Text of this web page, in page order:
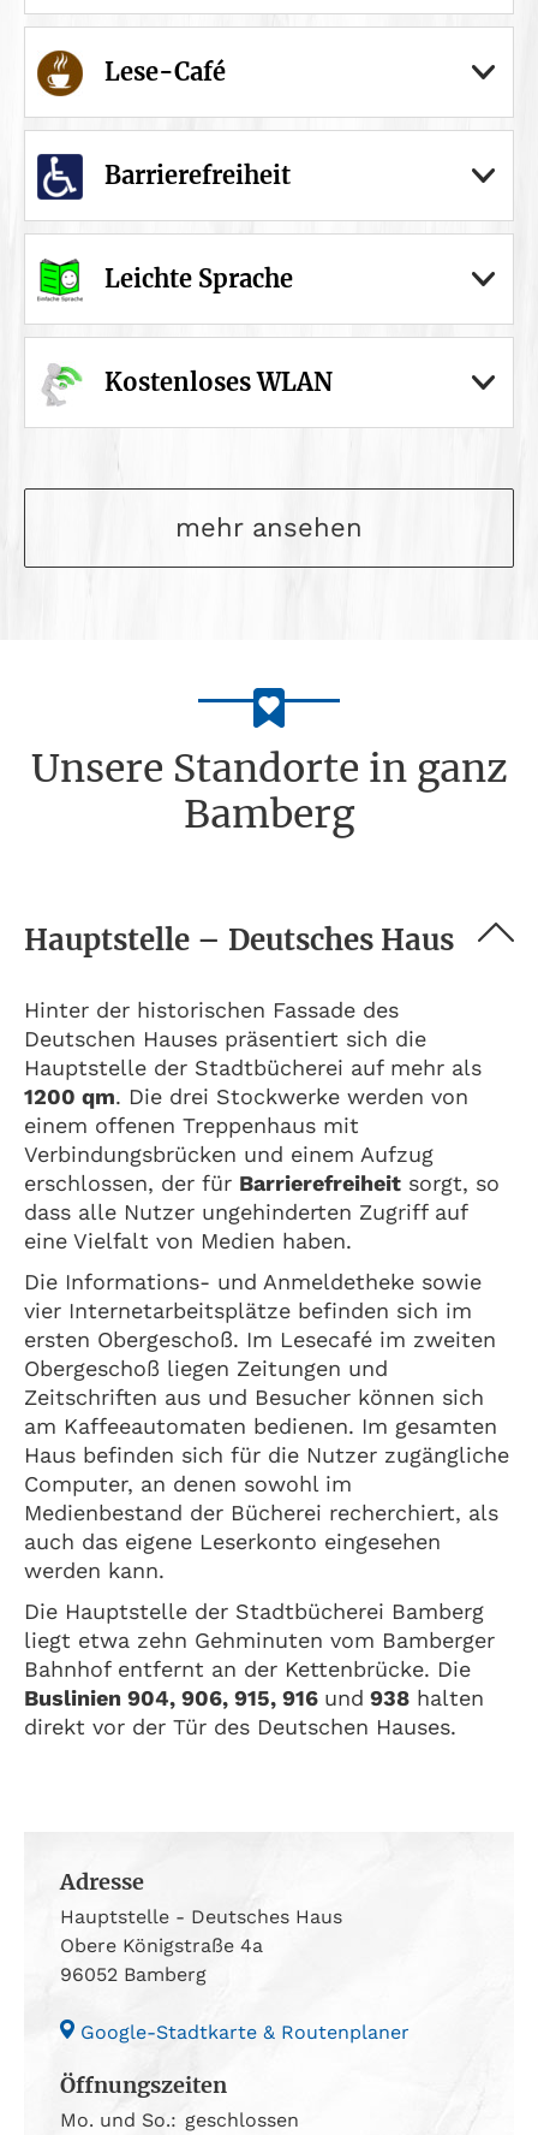
Lese-Café
Barrierefreiheit
Leichte Sprache
Kostenloses WLAN
mehr ansehen
Unsere Standorte in ganz
Bamberg
Hauptstelle – Deutsches Haus
Hinter der historischen Fassade des
Deutschen Hauses präsentiert sich die
Hauptstelle der Stadtbücherei auf mehr als
1200 qm. Die drei Stockwerke werden von
einem offenen Treppenhaus mit
Verbindungsbrücken und einem Aufzug
erschlossen, der für Barrierefreiheit sorgt, so
dass alle Nutzer ungehinderten Zugriff auf
eine Vielfalt von Medien haben.
Die Informations- und Anmeldetheke sowie
vier Internetarbeitsplätze befinden sich im
ersten Obergeschoß. Im Lesecafé im zweiten
Obergeschoß liegen Zeitungen und
Zeitschriften aus und Besucher können sich
am Kaffeeautomaten bedienen. Im gesamten
Haus befinden sich für die Nutzer zugängliche
Computer, an denen sowohl im
Medienbestand der Bücherei recherchiert, als
auch das eigene Leserkonto eingesehen
werden kann.
Die Hauptstelle der Stadtbücherei Bamberg
liegt etwa zehn Gehminuten vom Bamberger
Bahnhof entfernt an der Kettenbrücke. Die
Buslinien 904, 906, 915, 916 und 938 halten
direkt vor der Tür des Deutschen Hauses.
Adresse
Hauptstelle - Deutsches Haus
Obere Königstraße 4a
96052 Bamberg
Google-Stadtkarte & Routenplaner
Öffnungszeiten
Mo. und So.: geschlossen